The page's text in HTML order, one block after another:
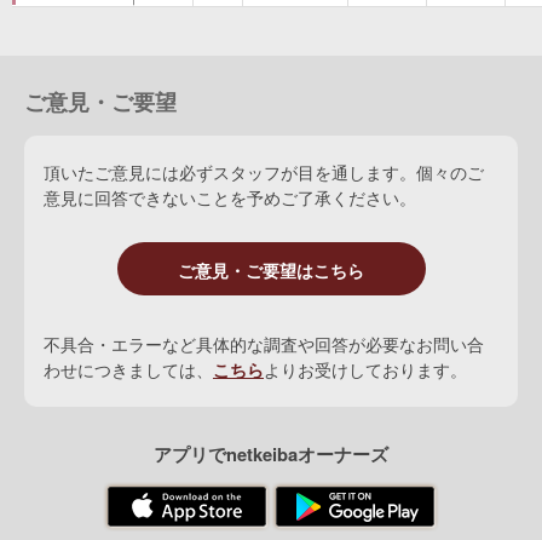
Blue Whirl (牝1948 鹿毛
Rarelea (牝1949 鹿毛Bull Lea)
Bramalea (牝1959 黒鹿毛Nashua) 海外8勝
CCAオークス、ガゼルH、ジャスミンS
3着：スカイラヴィルS、デラウェアH、リグレットH
ご意見・ご要望
頂いたご意見には必ずスタッフが目を通します。個々のご
意見に回答できないことを予めご了承ください。
ご意見・ご要望はこちら
不具合・エラーなど具体的な調査や回答が必要なお問い合
わせにつきましては、 こちらよりお受けしております。
アプリでnetkeibaオーナーズ